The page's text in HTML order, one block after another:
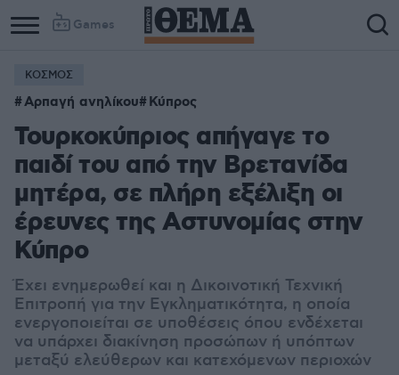
Games
ΚΟΣΜΟΣ
Αρπαγή ανηλίκου Κύπρος
Τουρκοκύπριος απήγαγε το
παιδί του από την Βρετανίδα
μητέρα, σε πλήρη εξέλιξη οι
έρευνες της Αστυνομίας στην
Κύπρο
Έχει ενημερωθεί και η Δικοινοτική Τεχνική
Επιτροπή για την Εγκληματικότητα, η οποία
ενεργοποιείται σε υποθέσεις όπου ενδέχεται
να υπάρχει διακίνηση προσώπων ή υπόπτων
μεταξύ ελεύθερων και κατεχόμενων περιοχών